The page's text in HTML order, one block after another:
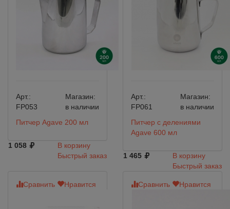
Арт.:
FP053
Магазин:
в наличии
Питчер Agave 200 мл
1 058
В корзину
Быстрый заказ
Арт.:
FP061
Магазин:
в наличии
Питчер с делениями
Agave 600 мл
1 465
В корзину
Быстрый заказ
Сравнить Нравится Сравнить Нравится